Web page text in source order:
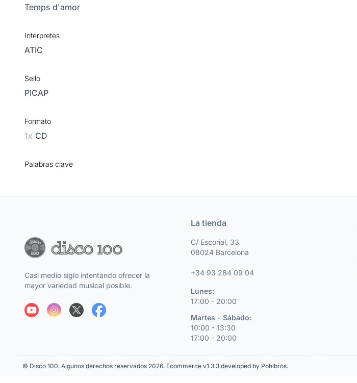
Temps d'amor
Intérpretes
ATIC
Sello
PICAP
Formato
1x CD
Palabras clave
Casi medio siglo intentando ofrecer la
mayor variedad musical posible.
La tienda
C/ Escorial, 33
08024 Barcelona
+34 93 284 09 04
Lunes:
17:00 - 20:00
Martes - Sábado:
10:00 - 13:30
17:00 - 20:00
© Disco 100. Algunos derechos reservados 2026. Ecommerce v1.3.3 developed by Pohlbros.